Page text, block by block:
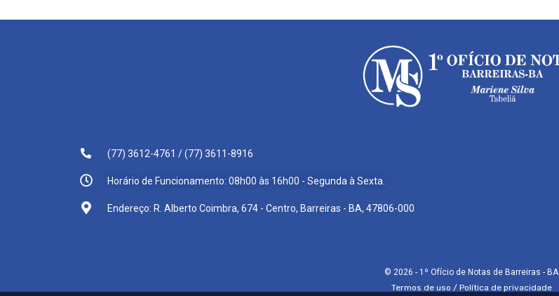
(77) 3612-4761 / (77) 3611-8916
Horário de Funcionamento: 08h00 às 16h00 - Segunda à Sexta.
Endereço: R. Alberto Coimbra, 674 - Centro, Barreiras - BA, 47806-000
© 2026 - 1º Ofício de Notas de Barreiras - BA
Termos de uso / Política de privacidade